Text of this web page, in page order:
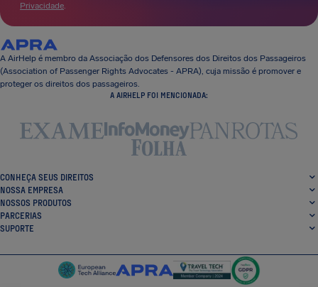
Privacidade.
A AirHelp é membro da Associação dos Defensores dos Direitos dos Passageiros
(Association of Passenger Rights Advocates - APRA), cuja missão é promover e
proteger os direitos dos passageiros.
A AIRHELP FOI MENCIONADA:
CONHEÇA SEUS DIREITOS
NOSSA EMPRESA
NOSSOS PRODUTOS
PARCERIAS
SUPORTE